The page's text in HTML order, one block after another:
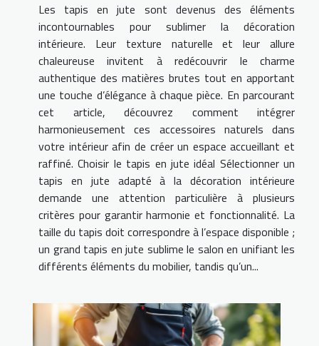
Les tapis en jute sont devenus des éléments
incontournables pour sublimer la décoration
intérieure. Leur texture naturelle et leur allure
chaleureuse invitent à redécouvrir le charme
authentique des matières brutes tout en apportant
une touche d’élégance à chaque pièce. En parcourant
cet article, découvrez comment intégrer
harmonieusement ces accessoires naturels dans
votre intérieur afin de créer un espace accueillant et
raffiné. Choisir le tapis en jute idéal Sélectionner un
tapis en jute adapté à la décoration intérieure
demande une attention particulière à plusieurs
critères pour garantir harmonie et fonctionnalité. La
taille du tapis doit correspondre à l’espace disponible ;
un grand tapis en jute sublime le salon en unifiant les
différents éléments du mobilier, tandis qu’un...